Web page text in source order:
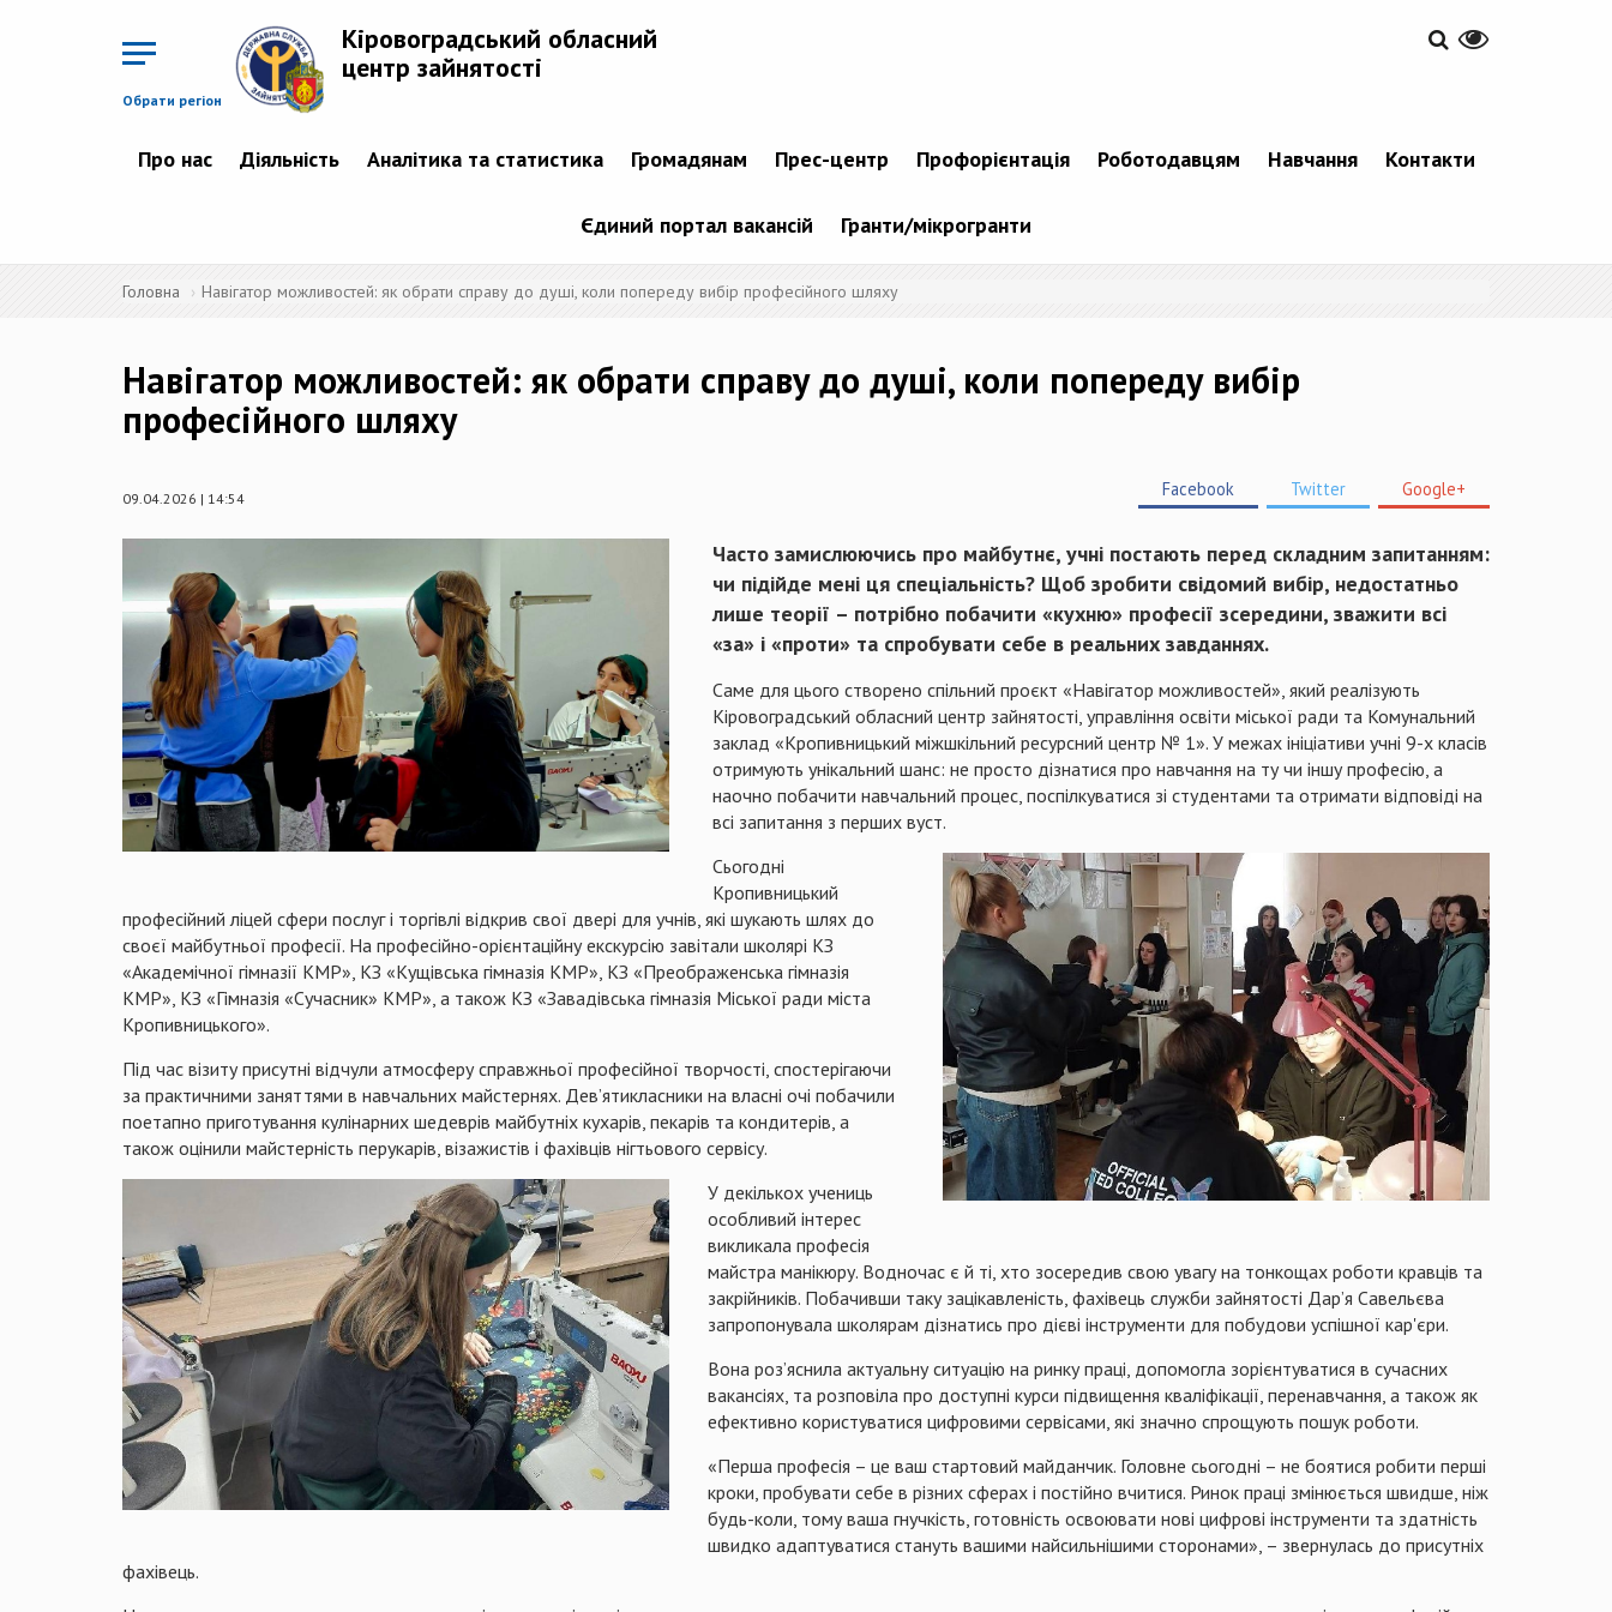
Обрати регіон
Кіровоградський обласний
центр зайнятості
Про нас Діяльність Аналітика та статистика Громадянам Прес-центр Профорієнтація Роботодавцям Навчання Контакти
Єдиний портал вакансій Гранти/мікрогранти
Головна Навігатор можливостей: як обрати справу до душі, коли попереду вибір професійного шляху
Навігатор можливостей: як обрати справу до душі, коли попереду вибір
професійного шляху
09.04.2026 | 14:54 Facebook Twitter Google+
Часто замислюючись про майбутнє, учні постають перед складним запитанням:
чи підійде мені ця спеціальність? Щоб зробити свідомий вибір, недостатньо
лише теорії – потрібно побачити «кухню» професії зсередини, зважити всі
«за» і «проти» та спробувати себе в реальних завданнях.
Саме для цього створено спільний проєкт «Навігатор можливостей», який реалізують
Кіровоградський обласний центр зайнятості, управління освіти міської ради та Комунальний
заклад «Кропивницький міжшкільний ресурсний центр № 1». У межах ініціативи учні 9-х класів
отримують унікальний шанс: не просто дізнатися про навчання на ту чи іншу професію, а
наочно побачити навчальний процес, поспілкуватися зі студентами та отримати відповіді на
всі запитання з перших вуст.
Сьогодні
Кропивницький
професійний ліцей сфери послуг і торгівлі відкрив свої двері для учнів, які шукають шлях до
своєї майбутньої професії. На професійно-орієнтаційну екскурсію завітали школярі КЗ
«Академічної гімназії КМР», КЗ «Кущівська гімназія КМР», КЗ «Преображенська гімназія
КМР», КЗ «Гімназія «Сучасник» КМР», а також КЗ «Завадівська гімназія Міської ради міста
Кропивницького».
Під час візиту присутні відчули атмосферу справжньої професійної творчості, спостерігаючи
за практичними заняттями в навчальних майстернях. Дев’ятикласники на власні очі побачили
поетапно приготування кулінарних шедеврів майбутніх кухарів, пекарів та кондитерів, а
також оцінили майстерність перукарів, візажистів і фахівців нігтьового сервісу.
У декількох учениць
особливий інтерес
викликала професія
майстра манікюру. Водночас є й ті, хто зосередив свою увагу на тонкощах роботи кравців та
закрійників. Побачивши таку зацікавленість, фахівець служби зайнятості Дар’я Савельєва
запропонувала школярам дізнатись про дієві інструменти для побудови успішної кар'єри.
Вона роз’яснила актуальну ситуацію на ринку праці, допомогла зорієнтуватися в сучасних
вакансіях, та розповіла про доступні курси підвищення кваліфікації, перенавчання, а також як
ефективно користуватися цифровими сервісами, які значно спрощують пошук роботи.
«Перша професія – це ваш стартовий майданчик. Головне сьогодні – не боятися робити перші
кроки, пробувати себе в різних сферах і постійно вчитися. Ринок праці змінюється швидше, ніж
будь-коли, тому ваша гнучкість, готовність освоювати нові цифрові інструменти та здатність
швидко адаптуватися стануть вашими найсильнішими сторонами», – звернулась до присутніх
фахівець.